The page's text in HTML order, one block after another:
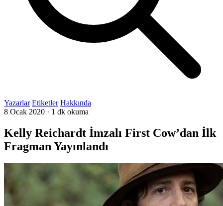
Yazarlar Etiketler Hakkında
8 Ocak 2020 · 1 dk okuma
Kelly Reichardt İmzalı First Cow’dan İlk
Fragman Yayınlandı